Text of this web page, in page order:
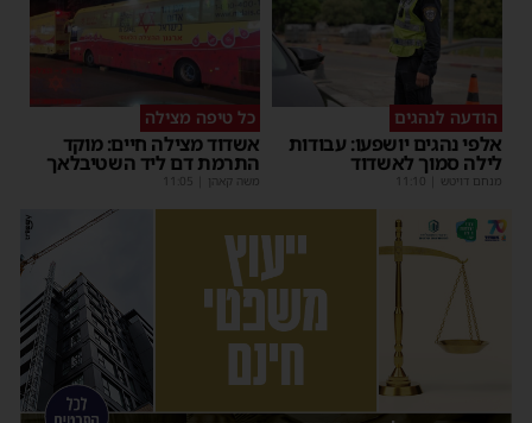
הודעה לנהגים
אלפי נהגים יושפעו: עבודות
לילה סמוך לאשדוד
מנחם דויטש 11:10
כל טיפה מצילה
אשדוד מצילה חיים: מוקד
התרמת דם ליד השטיבלאך
משה קאהן 11:05